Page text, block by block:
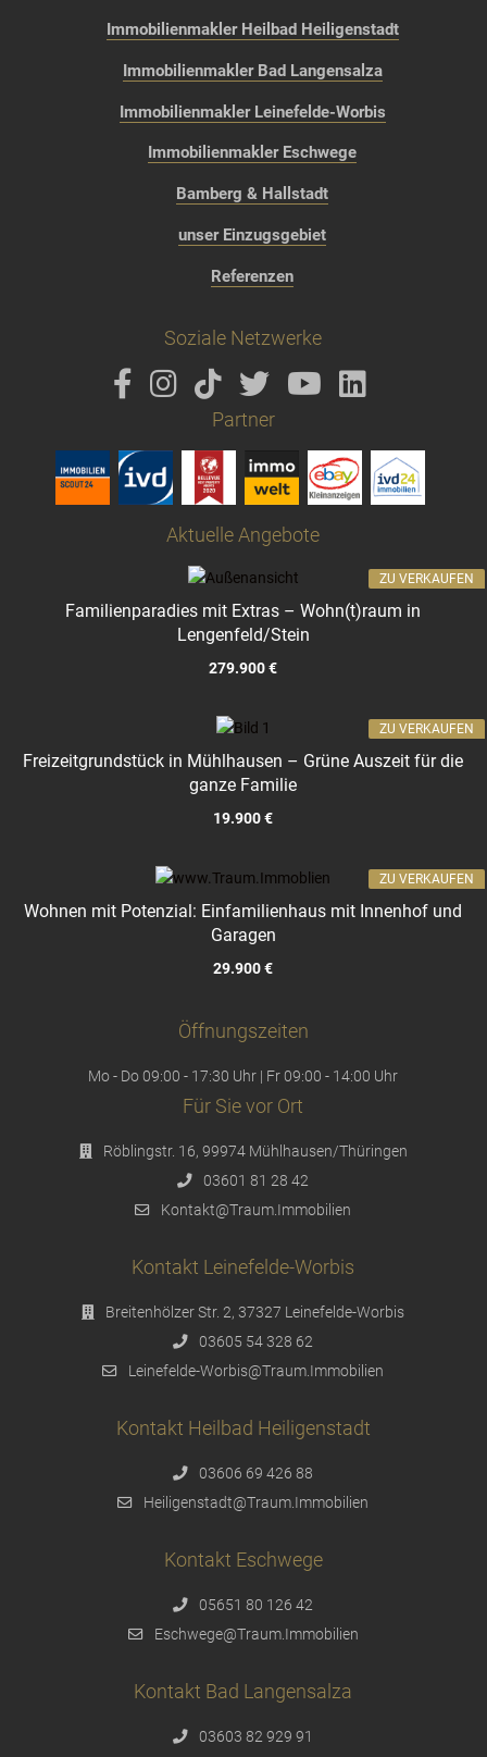
Immobilienmakler Heilbad Heiligenstadt
Immobilienmakler Bad Langensalza
Immobilienmakler Leinefelde-Worbis
Immobilienmakler Eschwege
Bamberg & Hallstadt
unser Einzugsgebiet
Referenzen
Soziale Netzwerke
Partner
Aktuelle Angebote
Familienparadies mit Extras – Wohn(t)raum in
Lengenfeld/Stein
279.900 €
ZU VERKAUFEN
Freizeitgrundstück in Mühlhausen – Grüne Auszeit für die
ganze Familie
19.900 €
ZU VERKAUFEN
Wohnen mit Potenzial: Einfamilienhaus mit Innenhof und
Garagen
29.900 €
ZU VERKAUFEN
Öffnungszeiten
Mo - Do 09:00 - 17:30 Uhr | Fr 09:00 - 14:00 Uhr
Für Sie vor Ort
Röblingstr. 16, 99974 Mühlhausen/Thüringen
03601 81 28 42
Kontakt@Traum.Immobilien
Kontakt Leinefelde-Worbis
Breitenhölzer Str. 2, 37327 Leinefelde-Worbis
03605 54 328 62
Leinefelde-Worbis@Traum.Immobilien
Kontakt Heilbad Heiligenstadt
03606 69 426 88
Heiligenstadt@Traum.Immobilien
Kontakt Eschwege
05651 80 126 42
Eschwege@Traum.Immobilien
Kontakt Bad Langensalza
03603 82 929 91